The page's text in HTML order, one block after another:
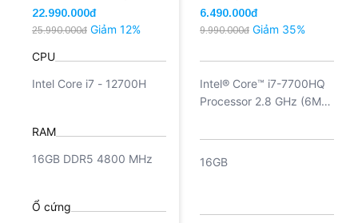
12700H 16GB 512GB RTX
3060 6GB 15.6'' FHD (New)
22.990.000đ
25.990.000đ Giảm 12%
CPU
Intel Core i7 - 12700H
RAM
16GB DDR5 4800 MHz
Ổ cứng
FHD
6.490.000đ
9.990.000đ Giảm 35%
Intel® Core™ i7-7700HQ
Processor 2.8 GHz (6M
16GB